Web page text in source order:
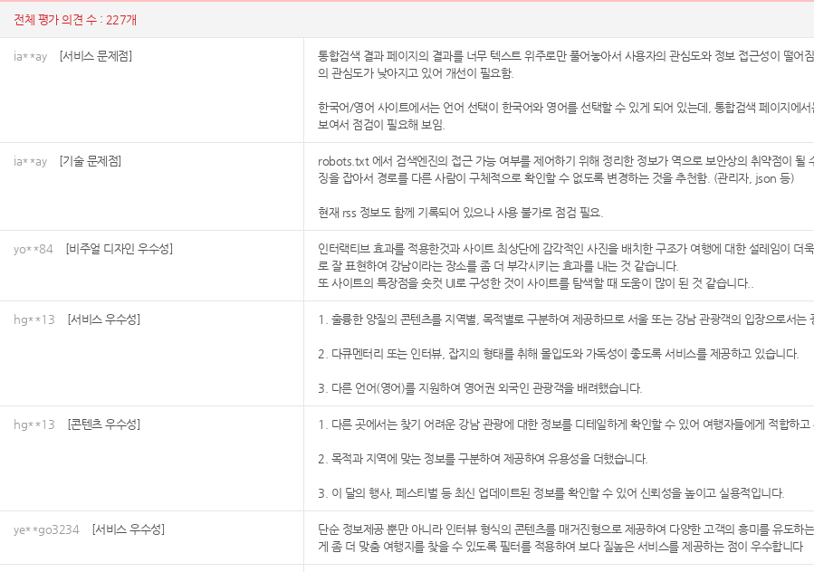
전체 평가 의견 수 : 227개
ia**ay [서비스 문제점]
통합검색 결과 페이지의 결과를 너무 텍스트 위주로만 풀어놓아서 사용자의 관심도와 정보 접근성이 떨
의 관심도가 낮아지고 있어 개선이 필요함.
한국어/영어 사이트에서는 언어 선택이 한국어와 영어를 선택할 수 있게 되어 있는데, 통합검색 페이지에
보여서 점검이 필요해 보임.
ia**ay [기술 문제점]
robots.txt 에서 검색엔진의 접근 가능 여부를 제어하기 위해 정리한 정보가 역으로 보안상의 취약점이
징을 잡아서 경로를 다른 사람이 구체적으로 확인할 수 없도록 변경하는 것을 추천함. (관리자, json 등)
현재 rss 정보도 함께 기록되어 있으나 사용 불가로 점검 필요.
yo**84 [비주얼 디자인 우수성]
인터랙티브 효과를 적용한것과 사이트 최상단에 감각적인 사진을 배치한 구조가 여행에 대한 설레임이
로 잘 표현하여 강남이라는 장소를 좀 더 부각시키는 효과를 내는 것 같습니다.
또 사이트의 특장점을 숏컷 UI로 구성한 것이 사이트를 탐색할 때 도움이 많이 된 것 같습니다..
hg**13 [서비스 우수성] 1. 훌륭한 양질의 콘텐츠를 지역별, 목적별로 구분하여 제공하므로 서울 또는 강남 관광객의 입장으로서는
2. 다큐멘터리 또는 인터뷰, 잡지의 형태를 취해 몰입도와 가독성이 좋도록 서비스를 제공하고 있습니다.
3. 다른 언어(영어)를 지원하여 영어권 외국인 관광객을 배려했습니다.
hg**13 [콘텐츠 우수성] 1. 다른 곳에서는 찾기 어려운 강남 관광에 대한 정보를 디테일하게 확인할 수 있어 여행자들에게 적합하고
2. 목적과 지역에 맞는 정보를 구분하여 제공하여 유용성을 더했습니다.
3. 이 달의 행사, 페스티벌 등 최신 업데이트된 정보를 확인할 수 있어 신뢰성을 높이고 실용적입니다.
ye**go3234 [서비스 우수성]
단순 정보제공 뿐만 아니라 인터뷰 형식의 콘텐츠를 매거진형으로 제공하여 다양한 고객의 흥미를 유도
게 좀 더 맞춤 여행지를 찾을 수 있도록 필터를 적용하여 보다 질높은 서비스를 제공하는 점이 우수합니다